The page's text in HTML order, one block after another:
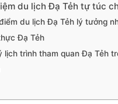
du lịch Đạ Tẻh tự túc
du lịch Đạ Tẻh lý tưởng
Đạ Tẻh
lịch trình tham quan Đạ Tẻh